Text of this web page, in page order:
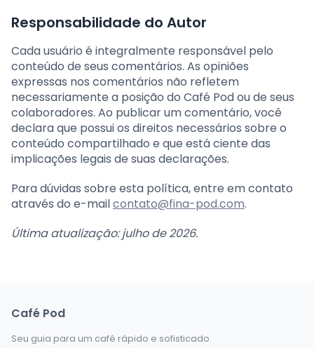
Responsabilidade do Autor
Cada usuário é integralmente responsável pelo
conteúdo de seus comentários. As opiniões
expressas nos comentários não refletem
necessariamente a posição do Café Pod ou de seus
colaboradores. Ao publicar um comentário, você
declara que possui os direitos necessários sobre o
conteúdo compartilhado e que está ciente das
implicações legais de suas declarações.
Para dúvidas sobre esta política, entre em contato
através do e-mailcontato@fina-pod.com.
Última atualização: julho de 2026.
Café Pod
Seu guia para um café rápido e sofisticado.